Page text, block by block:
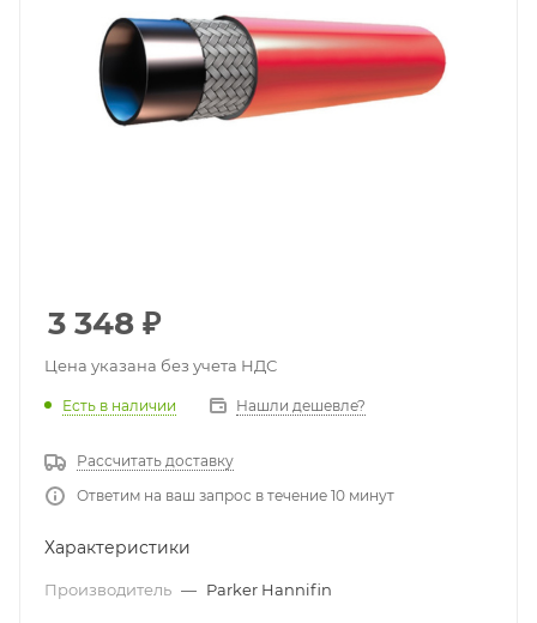
3 348 ₽
Цена указана без учета НДС
Есть в наличии Нашли дешевле?
Рассчитать доставку
Ответим на ваш запрос в течение 10 минут
Характеристики
Производитель — Parker Hannifin